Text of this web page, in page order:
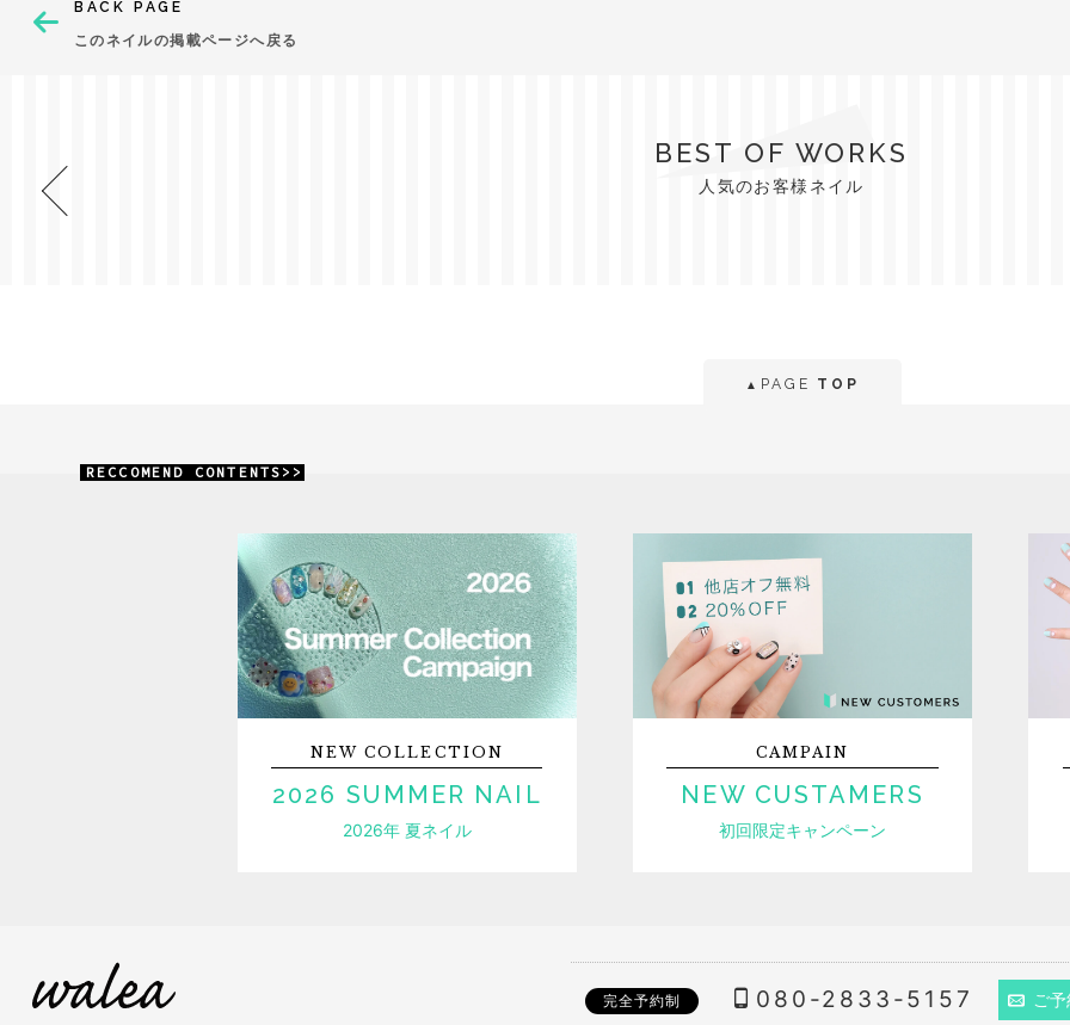
BACK PAGE
このネイルの掲載ページへ戻る
BEST OF WORKS
人気のお客様ネイル
▲ PAGE TOP
RECCOMEND CONTENTS>>
NEWCOLLECTION
2026 SUMMER NAIL
2026年 夏ネイル
CAMPAIN
NEW CUSTAMERS
初回限定キャンペーン
完全予約制 080-2833-5157 ご